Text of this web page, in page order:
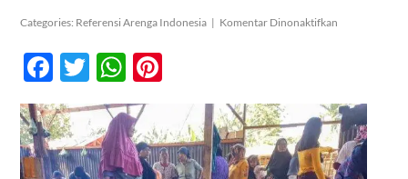
Produk
Kontak
Categories: Referensi Arenga Indonesia | Komentar Dinonaktifkan
Food
–
Merayakan
Tradisi
Makan
di
Facebook
TwitterWhatsApp